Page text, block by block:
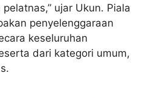
ujar Ukun. Piala
penyelenggaraan
keseluruhan
dari kategori umum,